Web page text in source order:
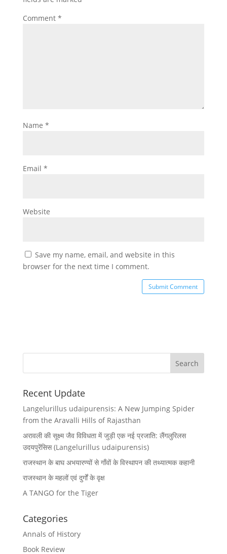
Comment *
Name *
Email *
Website
Save my name, email, and website in this
browser for the next time I comment.
Recent Update
Langelurillus udaipurensis: A New Jumping Spider
from the Aravalli Hills of Rajasthan
अरावली की सूक्ष्म जैव विविधता में जुड़ी एक नई प्रजाति: लैंगलुरिलस
उदयपुरेंसिस (Langelurillus udaipurensis)
राजस्थान के बाघ अभयारण्यों से गाँवों के विस्थापन की तथ्यात्मक कहानी
राजस्थान के महलों एवं दुर्गों के वृक्ष
A TANGO for the Tiger
Categories
Annals of History
Book Review